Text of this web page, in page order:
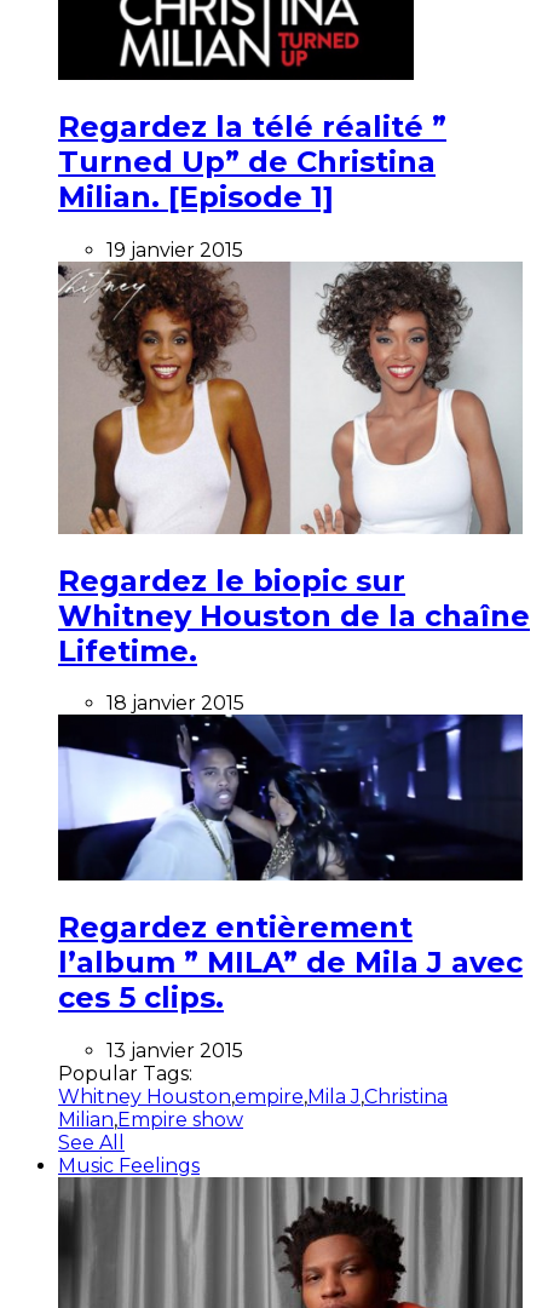
Regardez la télé réalité ”
Turned Up” de Christina
Milian. [Episode 1]
19 janvier 2015
Regardez le biopic sur
Whitney Houston de la chaîne
Lifetime.
18 janvier 2015
Regardez entièrement
l’album ” MILA” de Mila J avec
ces 5 clips.
13 janvier 2015
Popular Tags:
Whitney Houston,empire,Mila J,Christina
Milian,Empire show
See All
Music Feelings